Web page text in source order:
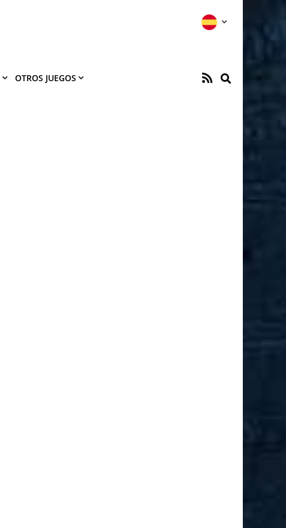
OTROS JUEGOS